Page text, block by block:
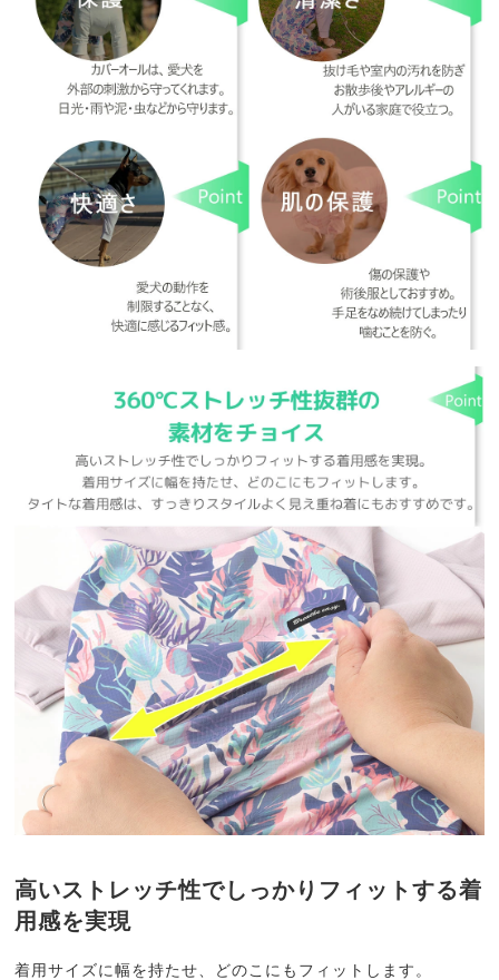
高いストレッチ性でしっかりフィットする着
用感を実現
着用サイズに幅を持たせ、どのこにもフィットします。